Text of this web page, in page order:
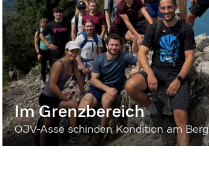
Im Grenzbereich
ÖJV-Asse schinden Kondition am Berg